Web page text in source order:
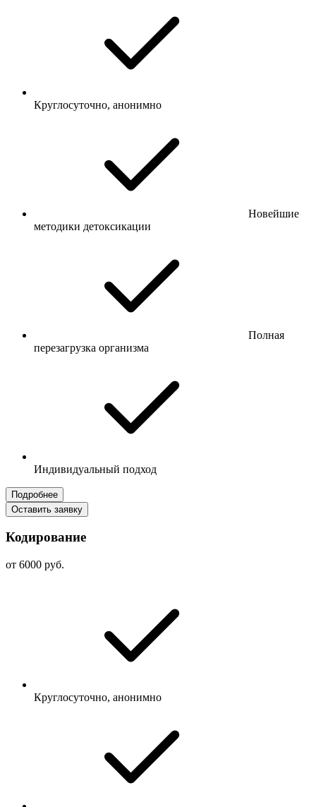
Круглосуточно, анонимно
Новейшие
методики детоксикации
Полная
перезагрузка организма
Индивидуальный подход
Подробнее
Оставить заявку
Кодирование
от 6000 руб.
Круглосуточно, анонимно